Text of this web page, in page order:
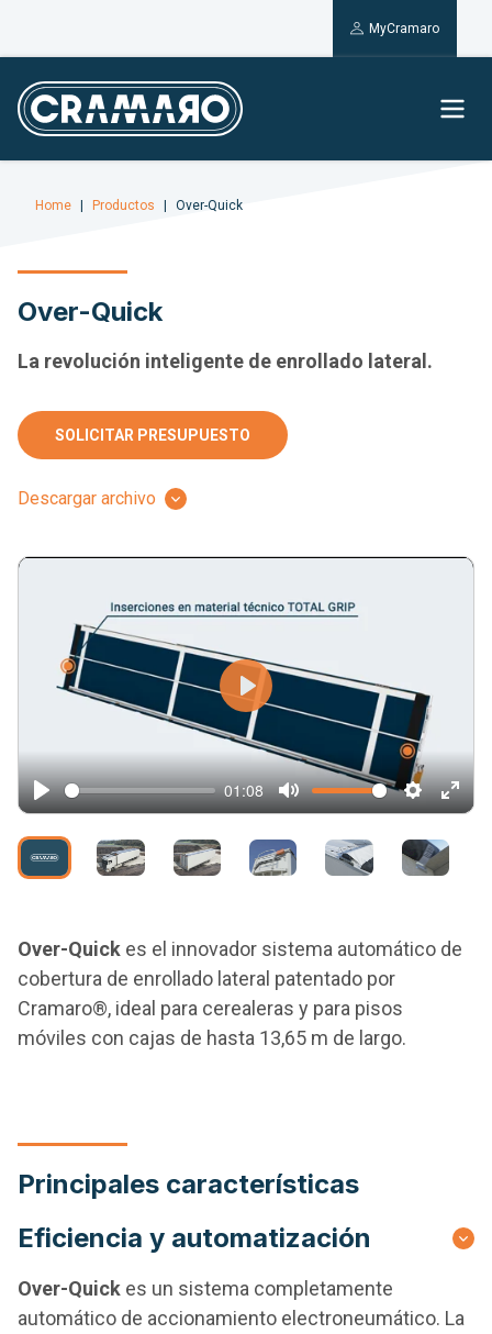
MyCramaro
Home Productos Over-Quick
Over-Quick
La revolución inteligente de enrollado lateral.
SOLICITAR PRESUPUESTO
Descargar archivo
Play
01:08
Mute Settings
Play
Over-Quick es el innovador sistema automático de
cobertura de enrollado lateral patentado por
Cramaro®, ideal para cerealeras y para pisos
móviles con cajas de hasta 13,65 m de largo.
Principales características
Eficiencia y automatización
Over-Quick es un sistema completamente
automático de accionamiento electroneumático. La